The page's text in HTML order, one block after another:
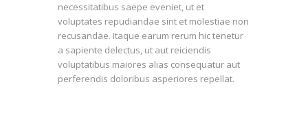
necessitatibus saepe eveniet, ut et
voluptates repudiandae sint et molestiae non
recusandae. Itaque earum rerum hic tenetur
a sapiente delectus, ut aut reiciendis
voluptatibus maiores alias consequatur aut
perferendis doloribus asperiores repellat.